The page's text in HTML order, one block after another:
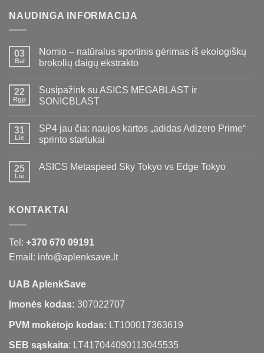
NAUDINGA INFORMACIJA
03
Bal
Nomio – natūralus sportinis gėrimas iš ekologiškų
brokolių daigų ekstrakto
22
Rgp
Susipažink su ASICS MEGABLAST ir
SONICBLAST
31
Lie
SP4 jau čia: naujos kartos „adidas Adizero Prime“
sprinto startukai
25
Lie
ASICS Metaspeed Sky Tokyo vs Edge Tokyo
KONTAKTAI
Tel: +370 670 09191
Email: info@aplenksave.lt
UAB AplenkSave
Įmonės kodas: 307022707
PVM mokėtojo kodas: LT100017363619
SEB sąskaita: LT417044090113045535